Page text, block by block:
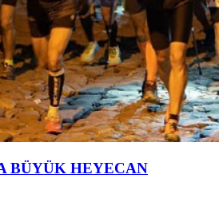
BÜYÜK HEYECAN